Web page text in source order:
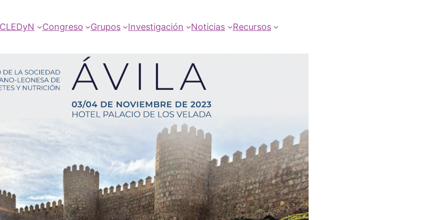
Congreso Grupos Investigación Noticias Recursos